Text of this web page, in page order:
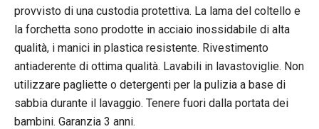
provvisto di una custodia protettiva. La lama del coltello e
la forchetta sono prodotte in acciaio inossidabile di alta
qualità, i manici in plastica resistente. Rivestimento
antiaderente di ottima qualità. Lavabili in lavastoviglie. Non
utilizzare pagliette o detergenti per la pulizia a base di
sabbia durante il lavaggio. Tenere fuori dalla portata dei
bambini. Garanzia 3 anni.